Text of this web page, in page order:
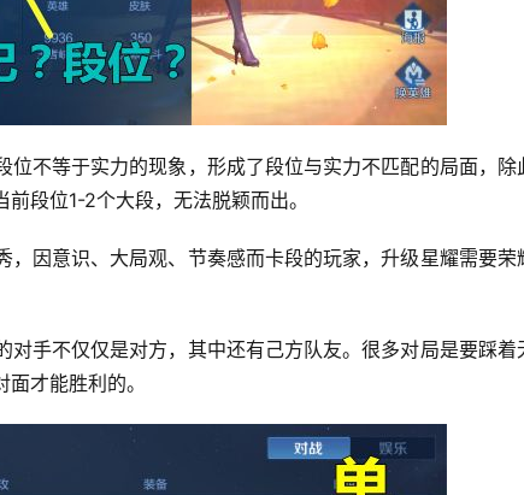
不等于实力的现象，形成了段位与实力不匹配的局面，除
段位1-2个大段，无法脱颖而出。
因意识、大局观、节奏感而卡段的玩家，升级星耀需要荣
手不仅仅是对方，其中还有己方队友。很多对局是要踩着
才能胜利的。